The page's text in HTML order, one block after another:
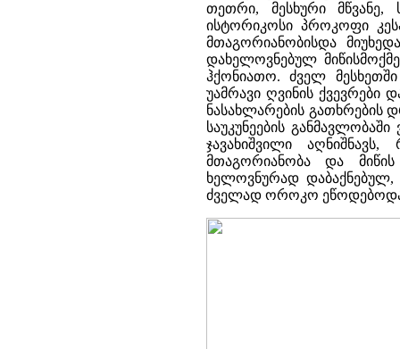
თეთრი, მესხური მწვანე,
ისტორიკოსი პროკოფი
მთაგორიანობისდა
დახელოვნებულ
ჰქონიათო. ძველ მესხეთში
უამრავი ღვინის
ნასახლარების გათხრების
საუკუნეების
ჯავახიშვილი
მთაგორიანობა და მიწის
ხელოვნურად დაბაქნებულ,
ძველად ოროკო